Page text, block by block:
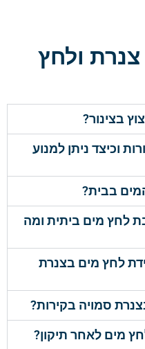
ולחץ
בצינור?
וכיצד ניתן למנוע
בבית?
לחץ מים ביתית ומה
לחץ מים בצנרת
סמויה בקירות?
מים לאחר תיקון?